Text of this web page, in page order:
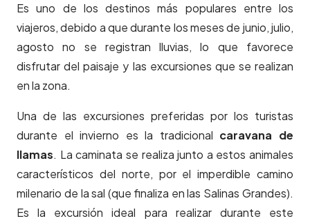
Es uno de los destinos más populares entre los
viajeros, debido a que durante los meses de junio, julio,
agosto no se registran lluvias, lo que favorece
disfrutar del paisaje y las excursiones que se realizan
en la zona.
Una de las excursiones preferidas por los turistas
durante el invierno es la tradicional caravana de
llamas. La caminata se realiza junto a estos animales
característicos del norte, por el imperdible camino
milenario de la sal (que finaliza en las Salinas Grandes).
Es la excursión ideal para realizar durante este